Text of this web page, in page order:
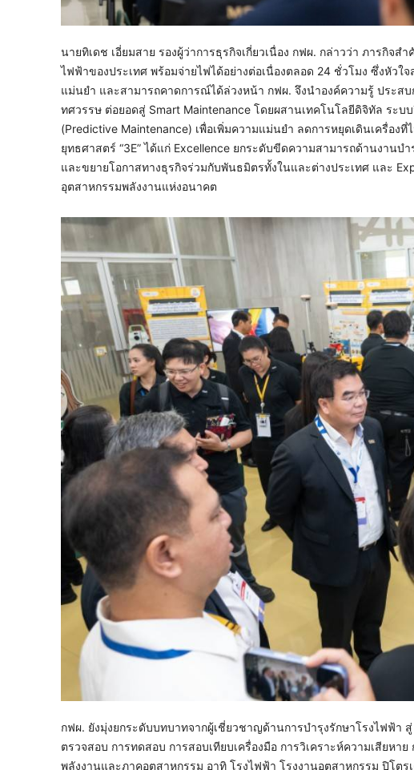
นายทิเดช เอี่ยมสาย รองผู้ว่าการธุรกิจเกี่ยวเนื่อง กฟผ. กล่าวว่า ภารกิจ
ไฟฟ้าของประเทศ พร้อมจ่ายไฟได้อย่างต่อเนื่องตลอด 24 ชั่วโมง ซึ่งหัว
แม่นยำ และสามารถคาดการณ์ได้ล่วงหน้า กฟผ. จึงนำองค์ความรู้ ประส
ทศวรรษ ต่อยอดสู่ Smart Maintenance โดยผสานเทคโนโลยีดิจิทัล ระ
(Predictive Maintenance) เพื่อเพิ่มความแม่นยำ ลดการหยุดเดินเครื่อ
ยุทธศาสตร์ “3E” ได้แก่ Excellence ยกระดับขีดความสามารถด้านงาน
และขยายโอกาสทางธุรกิจร่วมกับพันธมิตรทั้งในและต่างประเทศ และ
อุตสาหกรรมพลังงานแห่งอนาคต
กฟผ. ยังมุ่งยกระดับบทบาทจากผู้เชี่ยวชาญด้านการบำรุงรักษาโรงไฟฟ้า
ตรวจสอบ การทดสอบ การสอบเทียบเครื่องมือ การวิเคราะห์ความเสียห
พลังงานและภาคอุตสาหกรรม อาทิ โรงไฟฟ้า โรงงานอุตสาหกรรม ปิโต